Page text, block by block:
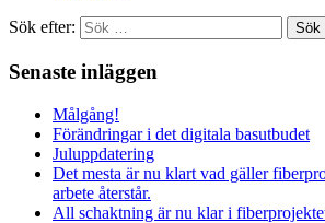
Sök efter:
Senaste inläggen
Målgång!
Förändringar i det digitala basutbudet
Juluppdatering
Det mesta är nu klart vad gäller
arbete återstår.
All schaktning är nu klar i